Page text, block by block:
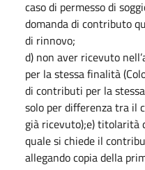
caso di permesso di
domanda di contributo
di rinnovo;
d) non aver ricevuto
per la stessa finalità
di contributi per la
solo per differenza tra il
già ricevuto);e) titolarità
quale si chiede il
allegando copia della